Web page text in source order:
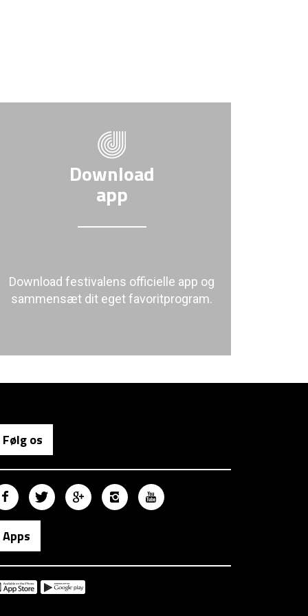
Download
app
Download festivalens officielle app og
sammensæt dit eget favoritprogram.
Følg os
Apps